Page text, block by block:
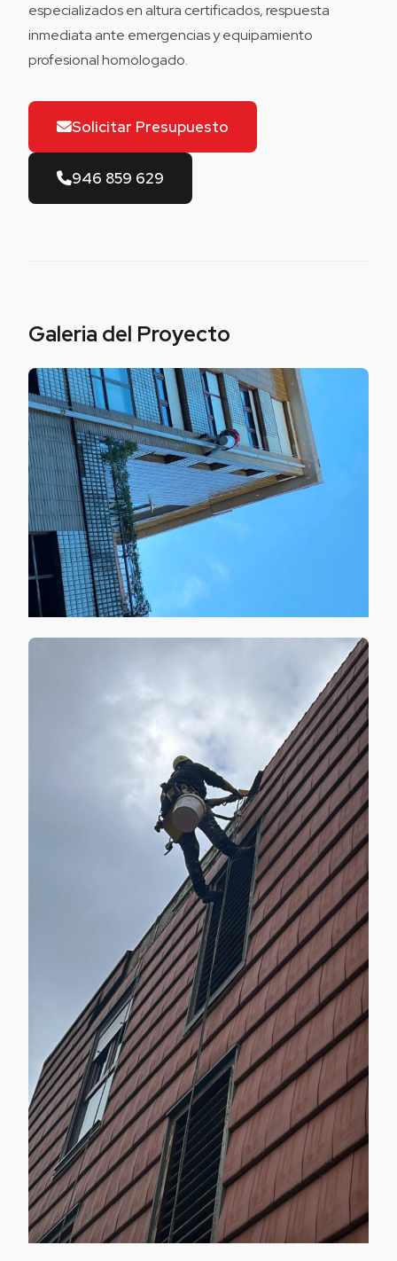
especializados en altura certificados, respuesta
inmediata ante emergencias y equipamiento
profesional homologado.
Solicitar Presupuesto
946 859 629
Galeria del Proyecto